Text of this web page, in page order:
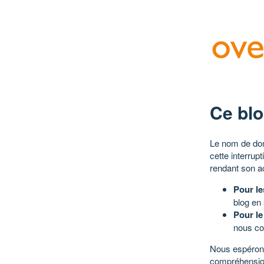
Ce
Le nom de
cette
rendant son
Pour
blog
Pour
nous
Nous